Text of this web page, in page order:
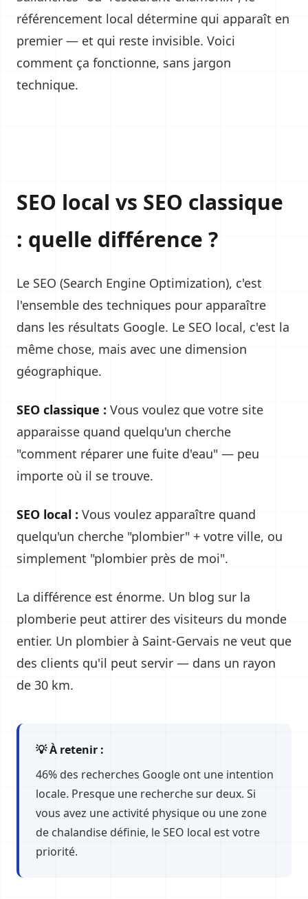
référencement local détermine qui apparaît en
premier — et qui reste invisible. Voici
comment ça fonctionne, sans jargon
technique.
SEO local vs SEO classique
: quelle différence ?
Le SEO (Search Engine Optimization), c'est
l'ensemble des techniques pour apparaître
dans les résultats Google. Le SEO local, c'est la
même chose, mais avec une dimension
géographique.
SEO classique : Vous voulez que votre site
apparaisse quand quelqu'un cherche
"comment réparer une fuite d'eau" — peu
importe où il se trouve.
SEO local : Vous voulez apparaître quand
quelqu'un cherche "plombier" + votre ville, ou
simplement "plombier près de moi".
La différence est énorme. Un blog sur la
plomberie peut attirer des visiteurs du monde
entier. Un plombier à Saint-Gervais ne veut que
des clients qu'il peut servir — dans un rayon
de 30 km.
💡 À retenir :
46% des recherches Google ont une intention
locale. Presque une recherche sur deux. Si
vous avez une activité physique ou une zone
de chalandise définie, le SEO local est votre
priorité.